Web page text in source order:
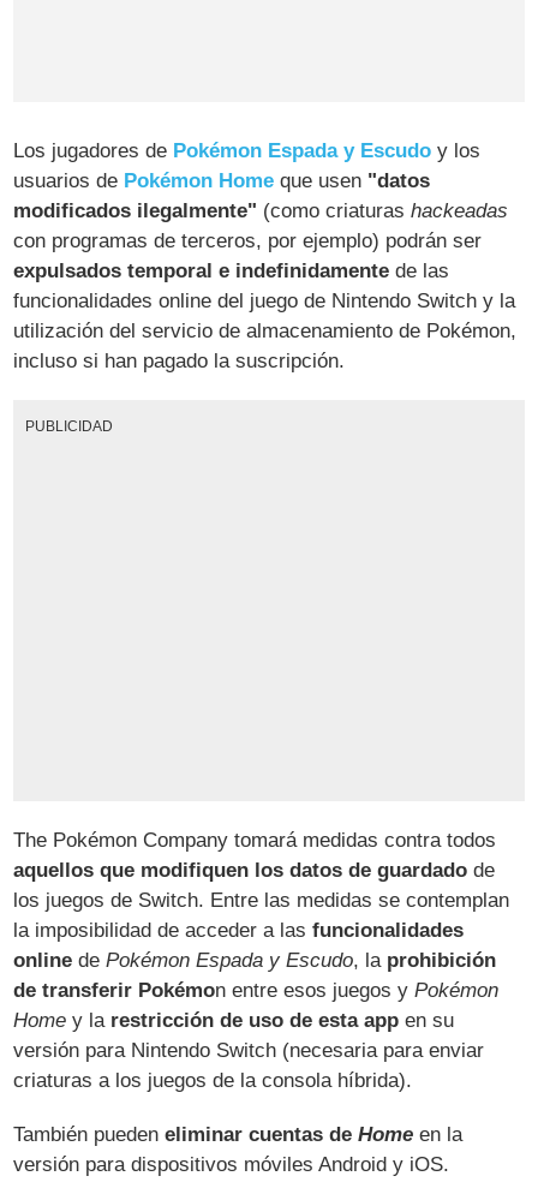
Los jugadores de Pokémon Espada y Escudo y los
usuarios de Pokémon Home que usen "datos
modificados ilegalmente" (como criaturashackeadas
con programas de terceros, por ejemplo) podrán ser
expulsados temporal e indefinidamente de las
funcionalidades online del juego de Nintendo Switch y la
utilización del servicio de almacenamiento de Pokémon,
incluso si han pagado la suscripción.
PUBLICIDAD
The Pokémon Company tomará medidas contra todos
aquellos que modifiquen los datos de guardado de
los juegos de Switch. Entre las medidas se contemplan
la imposibilidad de acceder a lasfuncionalidades
online dePokémon Espada y Escudo, la prohibición
de transferir Pokémon entre esos juegos yPokémon
Home y la restricción de uso de esta app en su
versión para Nintendo Switch (necesaria para enviar
criaturas a los juegos de la consola híbrida).
También puedeneliminar cuentas deHome en la
versión para dispositivos móviles Android y iOS.